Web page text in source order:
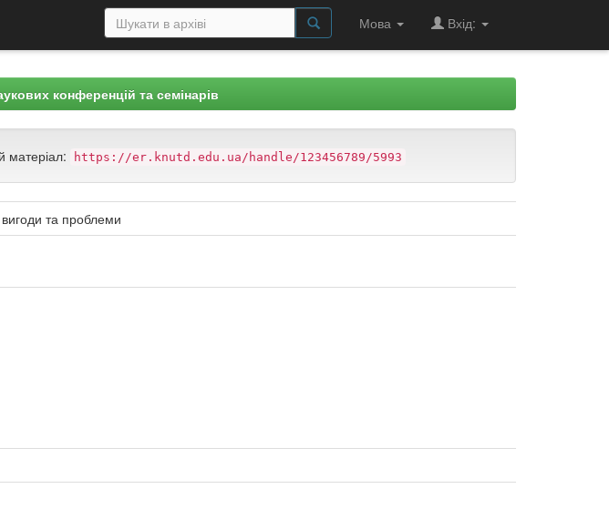
Мова Вхід:
конференцій та семінарів
матеріал: https://er.knutd.edu.ua/handle/123456789/5993
вигоди та проблеми